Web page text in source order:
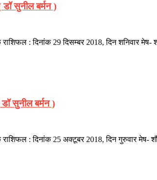
डॉ सुनील बर्मन )
: दिनांक 29 दिसम्बर 2018, दिन शनिवार मेष-
सुनील बर्मन )
: दिनांक 25 अक्टूबर 2018, दिन गुरुवार मेष-